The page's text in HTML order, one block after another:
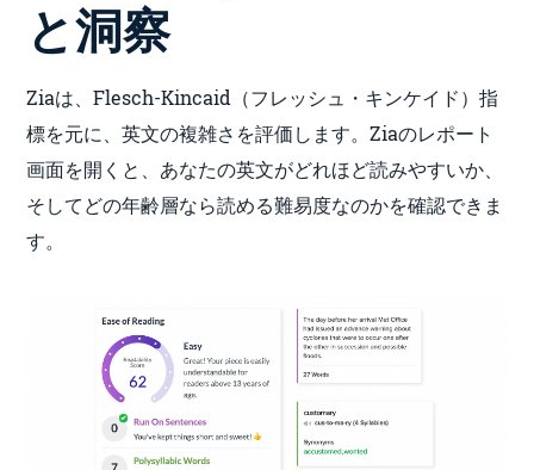
と洞察
Ziaは、Flesch-Kincaid（フレッシュ・キンケイド）指
標を元に、英文の複雑さを評価します。Ziaのレポート
画面を開くと、あなたの英文がどれほど読みやすいか、
そしてどの年齢層なら読める難易度なのかを確認できま
す。